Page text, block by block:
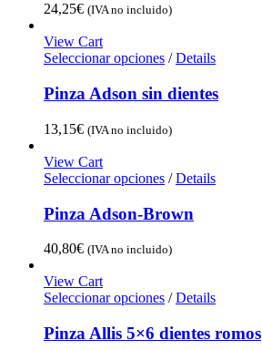
24,25€ (IVA no incluido)
View Cart
Seleccionar opciones / Details
Pinza Adson sin dientes
13,15€ (IVA no incluido)
View Cart
Seleccionar opciones / Details
Pinza Adson-Brown
40,80€ (IVA no incluido)
View Cart
Seleccionar opciones / Details
Pinza Allis 5×6 dientes romos